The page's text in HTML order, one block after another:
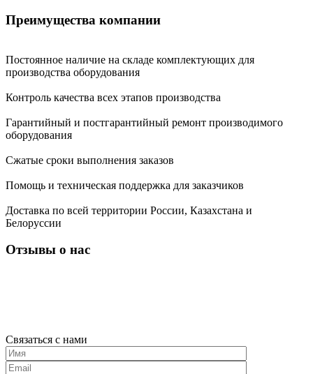
Преимущества компании
Постоянное наличие на складе комплектующих для
производства оборудования
Контроль качества всех этапов производства
Гарантийный и постгарантийный ремонт производимого
оборудования
Сжатые сроки выполнения заказов
Помощь и техническая поддержка для заказчиков
Доставка по всей территории России, Казахстана и
Белоруссии
Отзывы о нас
Связаться с нами